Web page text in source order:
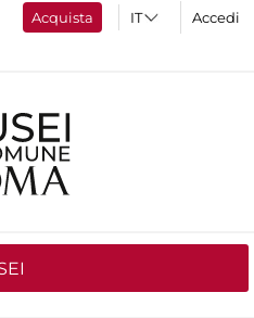
Acquista Accedi